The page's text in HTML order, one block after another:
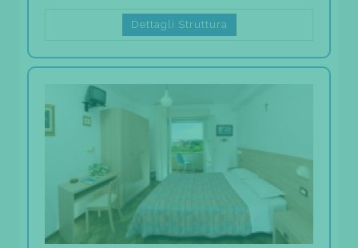
Dettagli Struttura